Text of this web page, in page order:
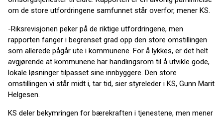
om de store utfordringene samfunnet står overfor, mener KS.
-Riksrevisjonen peker på de riktige utfordringene, men
rapporten fanger i begrenset grad opp den store omstillingen
som allerede pågår ute i kommunene. For å lykkes, er det helt
avgjørende at kommunene har handlingsrom til å utvikle gode,
lokale løsninger tilpasset sine innbyggere. Den store
omstillingen vi står midt i, tar tid, sier styreleder i KS, Gunn Marit
Helgesen.
KS deler bekymringen for bærekraften i tjenestene, men mener